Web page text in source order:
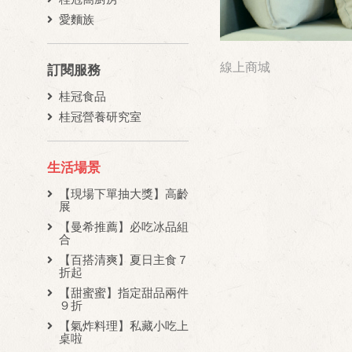
愛麵族
訂閱服務
桂冠食品
桂冠營養研究室
生活場景
【現場下單抽大獎】高齡
展
【曼希推薦】必吃冰品組
合
【百搭清爽】夏日主食７
折起
【甜蜜蜜】指定甜品兩件
９折
【氣炸料理】私藏小吃上
桌啦
線上商城